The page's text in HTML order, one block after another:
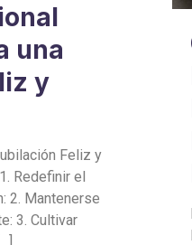
una
y
Feliz y
Redefinir el
2. Mantenerse
3. Cultivar